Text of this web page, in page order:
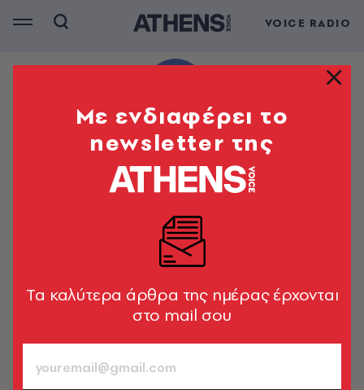
VOICE RADIO
Mε ενδιαφέρει το
newsletter της
Tα καλύτερα άρθρα της ημέρας έρχονται
στο mail σου